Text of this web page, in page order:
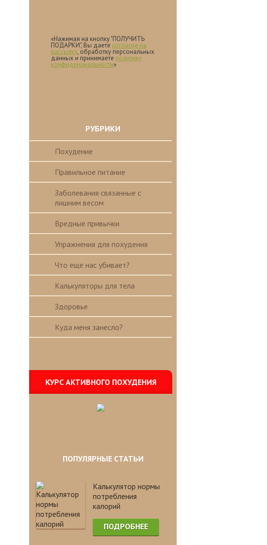
«Нажимая на кнопку "ПОЛУЧИТЬ
ПОДАРКИ", Вы даете согласие на
рассылку, обработку персональных
данных и принимаете политику
конфиденциальности»
РУБРИКИ
Похудение
Правильное питание
Заболевания связанные с
лишним весом
Вредные привычки
Упражнения для похудения
Что еще нас убивает?
Калькуляторы для тела
Здоровье
Куда меня занесло?
КУРС АКТИВНОГО ПОХУДЕНИЯ
ПОПУЛЯРНЫЕ СТАТЬИ
Калькулятор нормы
потребления
калорий
ПОДРОБНЕЕ